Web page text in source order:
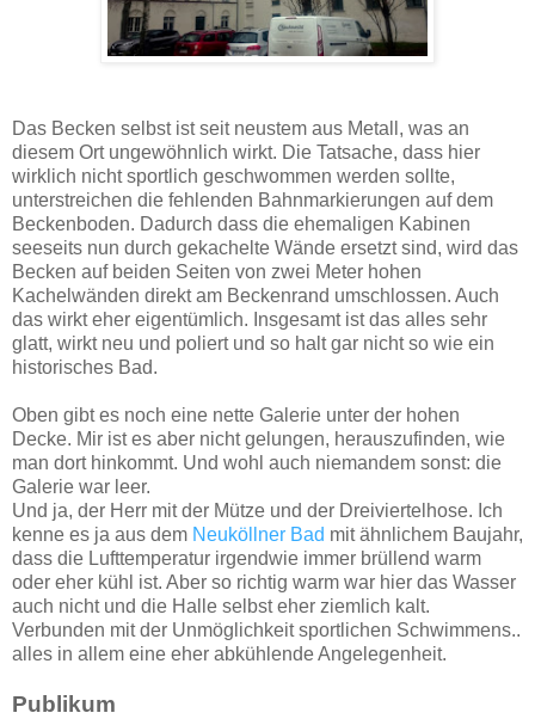
Das Becken selbst ist seit neustem aus Metall, was an
diesem Ort ungewöhnlich wirkt. Die Tatsache, dass hier
wirklich nicht sportlich geschwommen werden sollte,
unterstreichen die fehlenden Bahnmarkierungen auf dem
Beckenboden. Dadurch dass die ehemaligen Kabinen
seeseits nun durch gekachelte Wände ersetzt sind, wird das
Becken auf beiden Seiten von zwei Meter hohen
Kachelwänden direkt am Beckenrand umschlossen. Auch
das wirkt eher eigentümlich. Insgesamt ist das alles sehr
glatt, wirkt neu und poliert und so halt gar nicht so wie ein
historisches Bad.
Oben gibt es noch eine nette Galerie unter der hohen
Decke. Mir ist es aber nicht gelungen, herauszufinden, wie
man dort hinkommt. Und wohl auch niemandem sonst: die
Galerie war leer.
Und ja, der Herr mit der Mütze und der Dreiviertelhose. Ich
kenne es ja aus dem Neuköllner Bad mit ähnlichem Baujahr,
dass die Lufttemperatur irgendwie immer brüllend warm
oder eher kühl ist. Aber so richtig warm war hier das Wasser
auch nicht und die Halle selbst eher ziemlich kalt.
Verbunden mit der Unmöglichkeit sportlichen Schwimmens..
alles in allem eine eher abkühlende Angelegenheit.
Publikum